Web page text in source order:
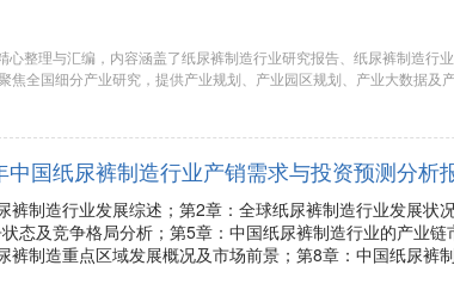
整理与汇编，内容涵盖了纸尿裤制造行业研究报告、纸尿裤制造
全国细分产业研究，提供产业规划、产业园区规划、产业大数据及
中国纸尿裤制造行业产销需求与投资预测分析
裤制造行业发展综述；第2章：全球纸尿裤制造行业发展
态及竞争格局分析；第5章：中国纸尿裤制造行业的产业
裤制造重点区域发展概况及市场前景；第8章：中国纸尿